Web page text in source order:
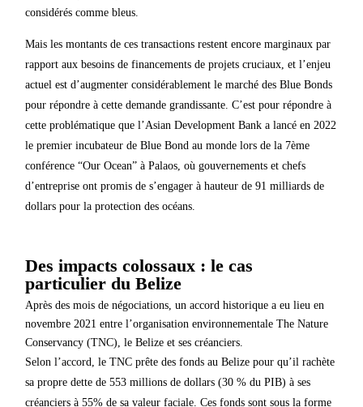
considérés comme bleus.
Mais les montants de ces transactions restent encore marginaux par
rapport aux besoins de financements de projets cruciaux, et l’enjeu
actuel est d’augmenter considérablement le marché des Blue Bonds
pour répondre à cette demande grandissante. C’est pour répondre à
cette problématique que l’Asian Development Bank a lancé en 2022
le premier incubateur de Blue Bond au monde lors de la 7ème
conférence “Our Ocean” à Palaos, où gouvernements et chefs
d’entreprise ont promis de s’engager à hauteur de 91 milliards de
dollars pour la protection des océans.
Des impacts colossaux : le cas
particulier du Belize
Après des mois de négociations, un accord historique a eu lieu en
novembre 2021 entre l’organisation environnementale The Nature
Conservancy (TNC), le Belize et ses créanciers.
Selon l’accord, le TNC prête des fonds au Belize pour qu’il rachète
sa propre dette de 553 millions de dollars (30 % du PIB) à ses
créanciers à 55% de sa valeur faciale. Ces fonds sont sous la forme